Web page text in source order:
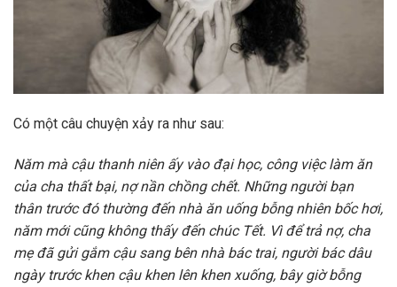
Có một câu chuyện xảy ra như sau:
Năm mà cậu thanh niên ấy vào đại học, công việc làm ăn
của cha thất bại, nợ nần chồng chết. Những người bạn
thân trước đó thường đến nhà ăn uống bỗng nhiên bốc hơi,
năm mới cũng không thấy đến chúc Tết. Vì để trả nợ, cha
mẹ đã gửi gắm cậu sang bên nhà bác trai, người bác dâu
ngày trước khen cậu khen lên khen xuống, bây giờ bỗng